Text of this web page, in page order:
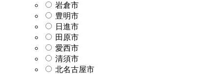
岩倉市
豊明市
日進市
田原市
愛西市
清須市
北名古屋市